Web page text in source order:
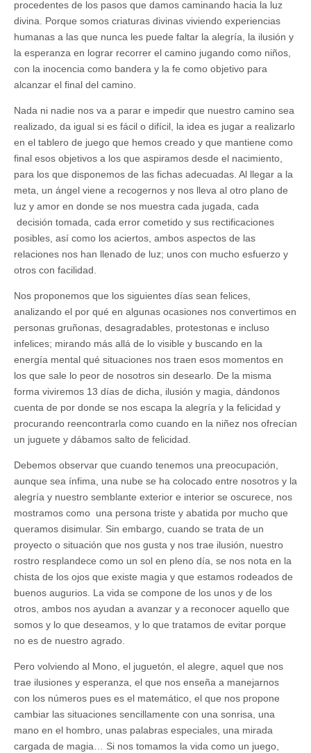
procedentes de los pasos que damos caminando hacia la luz
divina. Porque somos criaturas divinas viviendo experiencias
humanas a las que nunca les puede faltar la alegría, la ilusión y
la esperanza en lograr recorrer el camino jugando como niños,
con la inocencia como bandera y la fe como objetivo para
alcanzar el final del camino.
Nada ni nadie nos va a parar e impedir que nuestro camino sea
realizado, da igual si es fácil o difícil, la idea es jugar a realizarlo
en el tablero de juego que hemos creado y que mantiene como
final esos objetivos a los que aspiramos desde el nacimiento,
para los que disponemos de las fichas adecuadas. Al llegar a la
meta, un ángel viene a recogernos y nos lleva al otro plano de
luz y amor en donde se nos muestra cada jugada, cada
decisión tomada, cada error cometido y sus rectificaciones
posibles, así como los aciertos, ambos aspectos de las
relaciones nos han llenado de luz; unos con mucho esfuerzo y
otros con facilidad.
Nos proponemos que los siguientes días sean felices,
analizando el por qué en algunas ocasiones nos convertimos en
personas gruñonas, desagradables, protestonas e incluso
infelices; mirando más allá de lo visible y buscando en la
energía mental qué situaciones nos traen esos momentos en
los que sale lo peor de nosotros sin desearlo. De la misma
forma viviremos 13 días de dicha, ilusión y magia, dándonos
cuenta de por donde se nos escapa la alegría y la felicidad y
procurando reencontrarla como cuando en la niñez nos ofrecían
un juguete y dábamos salto de felicidad.
Debemos observar que cuando tenemos una preocupación,
aunque sea ínfima, una nube se ha colocado entre nosotros y la
alegría y nuestro semblante exterior e interior se oscurece, nos
mostramos como una persona triste y abatida por mucho que
queramos disimular. Sin embargo, cuando se trata de un
proyecto o situación que nos gusta y nos trae ilusión, nuestro
rostro resplandece como un sol en pleno día, se nos nota en la
chista de los ojos que existe magia y que estamos rodeados de
buenos augurios. La vida se compone de los unos y de los
otros, ambos nos ayudan a avanzar y a reconocer aquello que
somos y lo que deseamos, y lo que tratamos de evitar porque
no es de nuestro agrado.
Pero volviendo al Mono, el juguetón, el alegre, aquel que nos
trae ilusiones y esperanza, el que nos enseña a manejarnos
con los números pues es el matemático, el que nos propone
cambiar las situaciones sencillamente con una sonrisa, una
mano en el hombro, unas palabras especiales, una mirada
cargada de magia… Si nos tomamos la vida como un juego,